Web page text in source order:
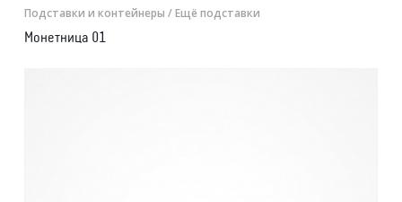
Подставки и контейнеры / Ещё подставки
Монетница 01